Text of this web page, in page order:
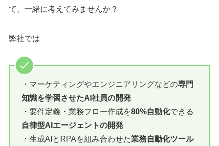
て、一緒に考えてみませんか？
弊社では
・マーケティングやエンジニアリングなどの専門
知識を学習させたAI社員の開発
・要件定義・業務フロー作成を80%自動化できる
自律型AIエージェントの開発
・生成AIとRPAを組み合わせた業務自動化ツール